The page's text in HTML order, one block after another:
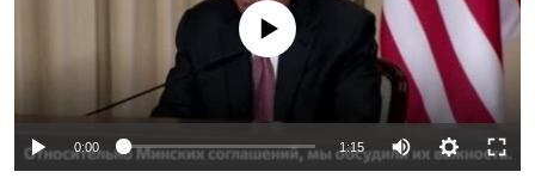
No media source currently available
0:00 1:15